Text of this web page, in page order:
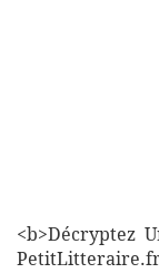
<b>Décryptez